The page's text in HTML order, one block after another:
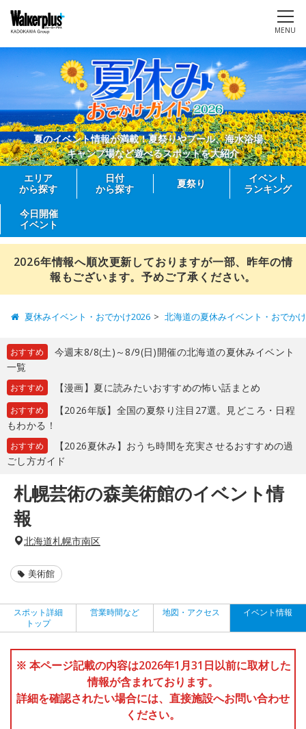
MENU
夏のイベント情報が満載！夏祭りやプール、海水浴場、
キャンプ場など遊べるスポットを大紹介
エリア
から探す
日付
から探す
夏祭り
イベント
ランキング
今日開催
イベント
2026年情報へ順次更新しておりますが一部、昨年の情
報もございます。予めご了承ください。
夏休みイベント・おでかけ2026 北海道の夏休みイベント・おでか
おすすめ
今週末8/8(土)～8/9(日)開催の北海道の夏休みイベント
一覧
おすすめ 【漫画】夏に読みたいおすすめの怖い話まとめ
おすすめ
【2026年版】全国の夏祭り注目27選。見どころ・日程
もわかる！
おすすめ
【2026夏休み】おうち時間を充実させるおすすめの過
ごし方ガイド
札幌芸術の森美術館のイベント情
報
北海道札幌市南区
美術館
スポット詳細
トップ
営業時間など 地図・アクセス イベント情報
※ 本ページ記載の内容は2026年1月31日以前に取材した
情報が含まれております。
詳細を確認されたい場合には、直接施設へお問い合わせ
ください。